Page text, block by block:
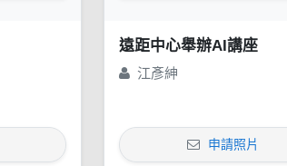
遠距中心舉辦AI講座
江彥紳
申請照片